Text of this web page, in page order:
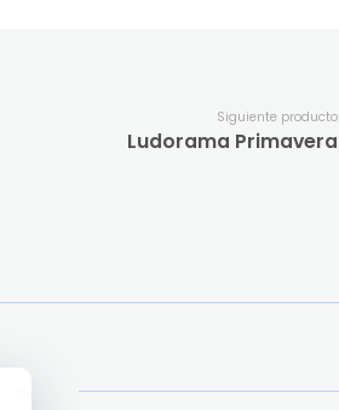
Siguiente producto
Ludorama Primavera